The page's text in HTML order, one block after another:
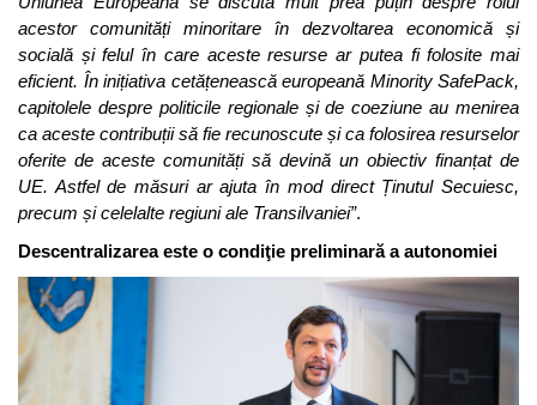
acestor comunități minoritare în dezvoltarea economică și
socială și felul în care aceste resurse ar putea fi folosite mai
eficient. În inițiativa cetățenească europeană Minority SafePack,
capitolele despre politicile regionale și de coeziune au menirea
ca aceste contribuții să fie recunoscute și ca folosirea resurselor
oferite de aceste comunități să devină un obiectiv finanțat de
UE. Astfel de măsuri ar ajuta în mod direct Ținutul Secuiesc,
precum și celelalte regiuni ale Transilvaniei”.
Descentralizarea este o condiţie preliminară a autonomiei